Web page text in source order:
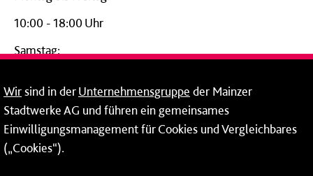
10:00 - 18:00 Uhr
Samstag:
24-Stunden-Telefon*
06131 – 12 77 77
Fax: 06131 – 12 66 66
Wirsind in derUnternehmensgruppe der Mainzer
Stadtwerke AG und führen ein gemeinsames
Einwilligungsmanagement für Cookies und Vergleichbares
(„Cookies“).